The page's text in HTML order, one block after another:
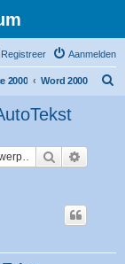
Aanmelden
Registreer
2000 Word 2000
Zoek